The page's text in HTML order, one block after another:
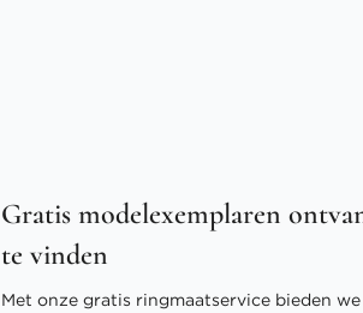
Gratis modelexemplaren
te vinden
Met onze gratis ringmaatservice bieden